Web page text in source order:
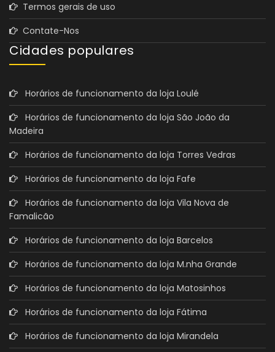
Termos gerais de uso
Contate-Nos
Cidades populares
Horários de funcionamento da loja Loulé
Horários de funcionamento da loja São João da
Madeira
Horários de funcionamento da loja Torres Vedras
Horários de funcionamento da loja Fafe
Horários de funcionamento da loja Vila Nova de
Famalicão
Horários de funcionamento da loja Barcelos
Horários de funcionamento da loja M.nha Grande
Horários de funcionamento da loja Matosinhos
Horários de funcionamento da loja Fátima
Horários de funcionamento da loja Mirandela